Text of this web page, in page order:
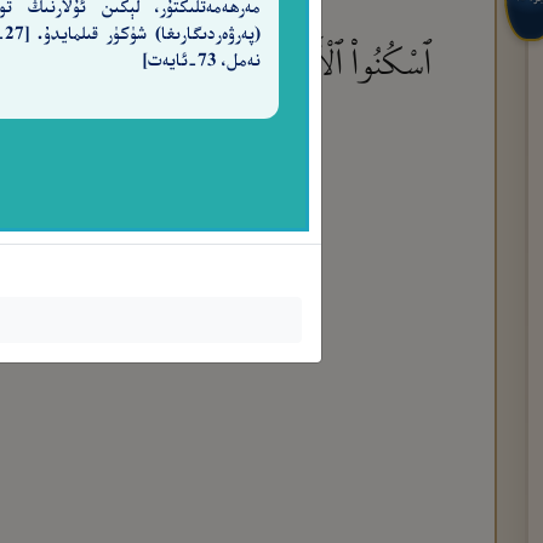
مەرھەمەتلىكتۇر، لېكىن ئۇلارنىڭ
نەمل، 73-ئايەت]
ٱسْكُنُوا۟ ٱلْأَرْضَ فَإِذَا جَآءَ وَعْدُ ٱلْـَٔاخِرَةِ